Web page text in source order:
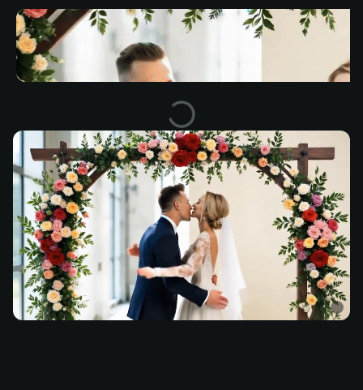
Bacio Nuziale